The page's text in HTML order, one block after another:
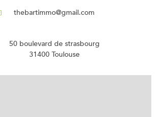
thebartimmo@gmail.com
50 boulevard de strasbourg
31400 Toulouse